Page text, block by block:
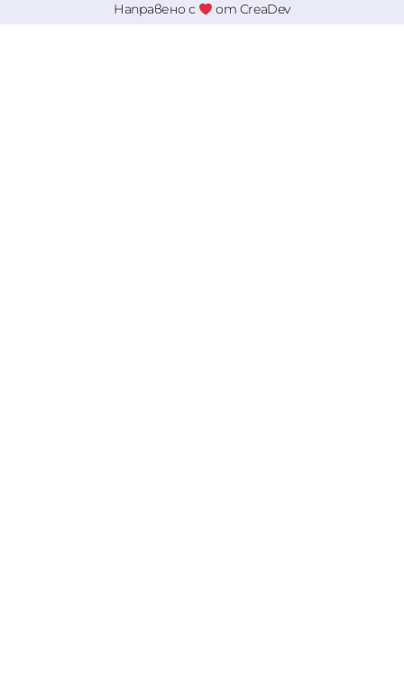
Направено с
от CreaDev